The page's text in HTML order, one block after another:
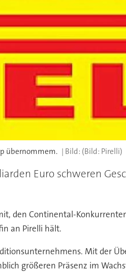
übernommem. (Bild: Pirelli)
Euro schweren
den Continental-
an Pirelli hält.
Mit der
größeren Präsenz im